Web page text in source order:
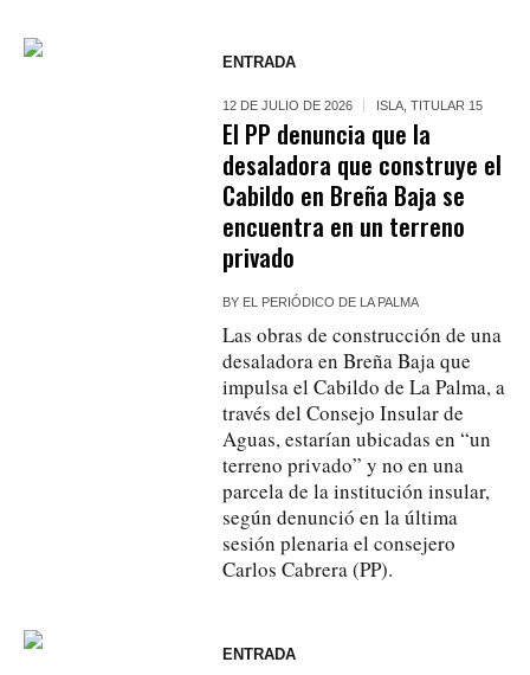
ENTRADA
12 DE JULIO DE 2026 ISLA ,TITULAR 15
El PP denuncia que la
desaladora que construye el
Cabildo en Breña Baja se
encuentra en un terreno
privado
BY EL PERIÓDICO DE LA PALMA
Las obras de construcción de una
desaladora en Breña Baja que
impulsa el Cabildo de La Palma, a
través del Consejo Insular de
Aguas, estarían ubicadas en “un
terreno privado” y no en una
parcela de la institución insular,
según denunció en la última
sesión plenaria el consejero
Carlos Cabrera (PP).
ENTRADA